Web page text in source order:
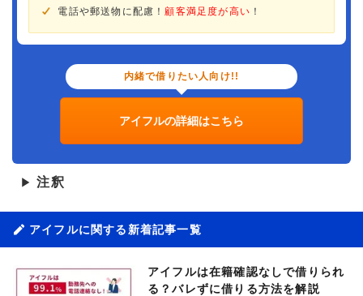
電話や郵送物に配慮！ 顧客満足度が高い ！
内緒で借りたい人向け!!
アイフルの詳細はこちら
▶ 注釈
アイフルに関する新着記事一覧
アイフルは在籍確認なしで借りられ
る？バレずに借りる方法を解説